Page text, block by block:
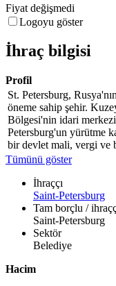
Fiyat değişmedi
Logoyu göster
İhraç bilgisi
Profil
St. Petersburg,
öneme sahip şehir.
Bölgesi'nin idari
Petersburg'un yürütme
bir devlet mali, vergi ve
Tümünü göster
İhraççı
Saint-Petersburg
Tam borçlu /
Saint-Petersburg
Sektör
Belediye
Hacim